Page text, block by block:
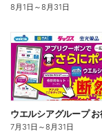
8月1日 ～8月31日
7月31日 ～8月31日